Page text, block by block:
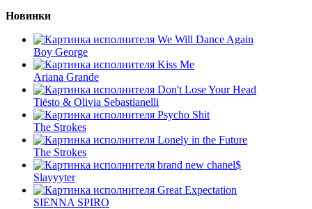
Новинки
We Will Dance Again
Boy George
Kiss Me
Ariana Grande
Don't Lose Your Head
Tiësto & Olivia Sebastianelli
Psycho Shit
The Strokes
Lonely in the Future
The Strokes
brand new chanel$
Slayyyter
Great Expectation
SIENNA SPIRO